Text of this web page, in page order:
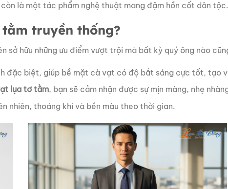
là một tác phẩm nghệ thuật mang đậm hồn cốt dân tộc.
truyền thống?
sở hữu những ưu điểm vượt trội mà bất kỳ quý ông nào
đặc biệt, giúp bề mặt cà vạt có độ bắt sáng cực tốt, tạo
lụa tơ tằm, bạn sẽ cảm nhận được sự mịn màng, nhẹ
nhiên, thoáng khí và bền màu theo thời gian.